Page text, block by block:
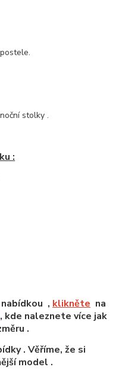
stolky .
:
, klikněte na
, kde naleznete více jak
.
. Věříme, že si
model .